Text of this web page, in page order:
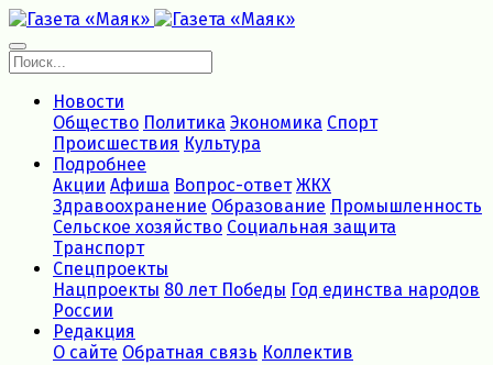
Новости
Общество Политика Экономика Спорт
Происшествия Культура
Подробнее
Акции Афиша Вопрос-ответ ЖКХ
Здравоохранение Образование Промышленность
Сельское хозяйство Социальная защита
Транспорт
Спецпроекты
Нацпроекты 80 лет Победы Год единства народов
России
Редакция
О сайте Обратная связь Коллектив